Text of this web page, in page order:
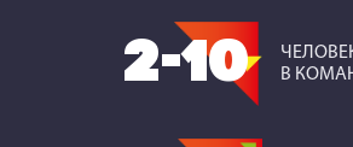
2-10
В